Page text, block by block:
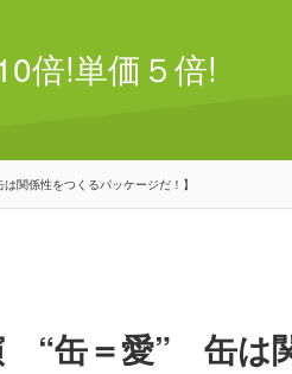
倍!単価５倍!
関係性をつくるパッケージだ！】
“缶＝愛” 缶は